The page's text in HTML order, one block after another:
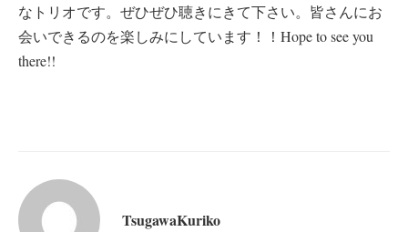
なトリオです。ぜひぜひ聴きにきて下さい。皆さんにお
会いできるのを楽しみにしています！！Hope to see you
there!!
TsugawaKuriko